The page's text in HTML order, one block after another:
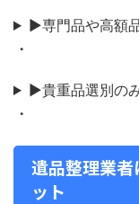
▶専門品や高額
・
▶貴重品選別の
・
遺品整理業
ット